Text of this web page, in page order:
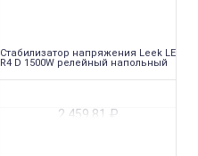
Стабилизатор напряжения Leek LE
R4 D 1500W релейный напольный
2 459,81 ₽